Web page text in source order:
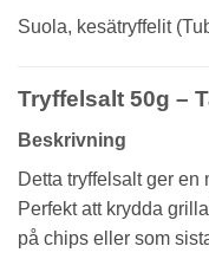
Suola, kesätryffelit
Tryffelsalt 50g –
Beskrivning
Detta tryffelsalt ger en
Perfekt att krydda
på chips eller som